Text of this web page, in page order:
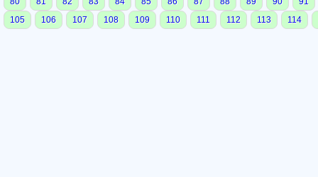
105
106 107 108 109 110 111 112 113 114